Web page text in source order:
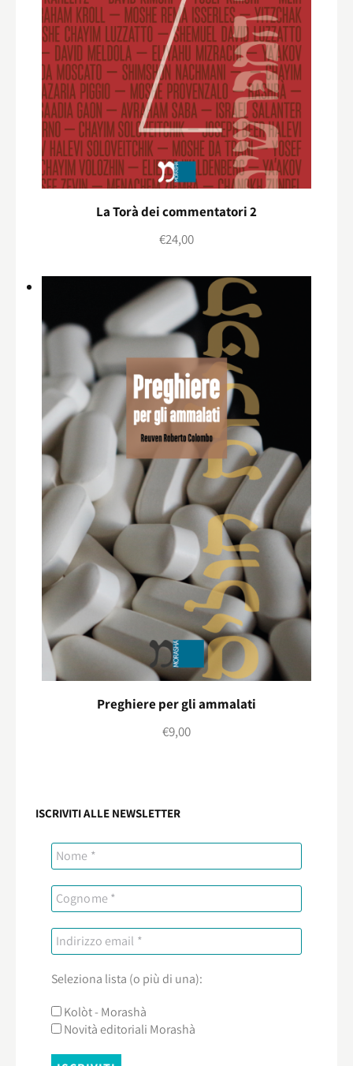
La Torà dei commentatori 2
€24,00
Preghiere per gli ammalati
€9,00
ISCRIVITI ALLE NEWSLETTER
Seleziona lista (o più di una):
Kolòt - Morashà
Novità editoriali Morashà